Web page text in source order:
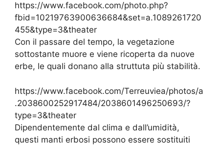
https://www.facebook.com/photo.php?
fbid=10219763900636684&set=a.1089261720
455&type=3&theater
Con il passare del tempo, la vegetazione
sottostante muore e viene ricoperta da nuove
erbe, le quali donano alla struttuta più stabilità.
https://www.facebook.com/Terreuviea/photos/a
.2038600252917484/2038601496250693/?
type=3&theater
Dipendentemente dal clima e dall’umidità,
questi manti erbosi possono essere sostituiti